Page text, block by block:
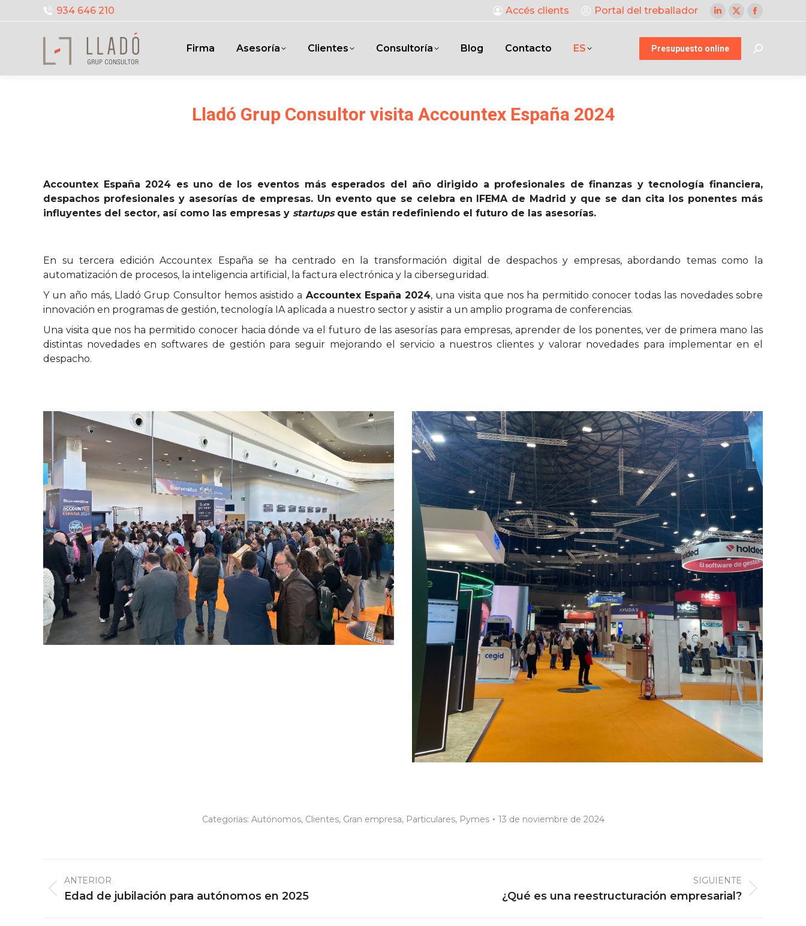
934 646 210 Accés clients Portal del treballador
Linkedin
opens
X
opens
Facebook
opens
Firma Asesoría Clientes Consultoría Blog Contacto ES Presupuesto online Buscar:
Lladó Grup Consultor visita Accountex España 2024
Accountex España 2024 es uno de los eventos más esperados del año dirigido a profesionales de finanzas y tecnología financiera,
despachos profesionales y asesorías de empresas. Un evento que se celebra en IFEMA de Madrid y que se dan cita los ponentes más
influyentes del sector, así como las empresas y startupsque están redefiniendo el futuro de las asesorías.
En su tercera edición Accountex España se ha centrado en la transformación digital de despachos y empresas, abordando temas como la
automatización de procesos, la inteligencia artificial, la factura electrónica y la ciberseguridad.
Y un año más, Lladó Grup Consultor hemos asistido a Accountex España 2024, una visita que nos ha permitido conocer todas las novedades sobre
innovación en programas de gestión, tecnología IA aplicada a nuestro sector y asistir a un amplio programa de conferencias.
Una visita que nos ha permitido conocer hacia dónde va el futuro de las asesorías para empresas, aprender de los ponentes, ver de primera mano las
distintas novedades en softwares de gestión para seguir mejorando el servicio a nuestros clientes y valorar novedades para implementar en el
despacho.
Categorías: Autónomos, Clientes, Gran empresa, Particulares, Pymes 13 de noviembre de 2024
entre
ANTERIOR
Publicación
Edad de jubilación para autónomos en 2025
SIGUIENTE
¿Qué es una reestructuración empresarial?